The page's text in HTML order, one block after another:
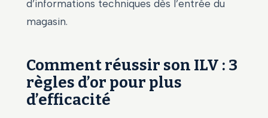
d’informations techniques dès l’entrée du
magasin.
Comment réussir son ILV : 3
règles d’or pour plus
d’efficacité